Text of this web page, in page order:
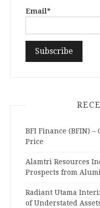
Email*
BFI Finance (BFIN)
Price
Alamtri Resources
Prospects from
Radiant Utama
of Understated